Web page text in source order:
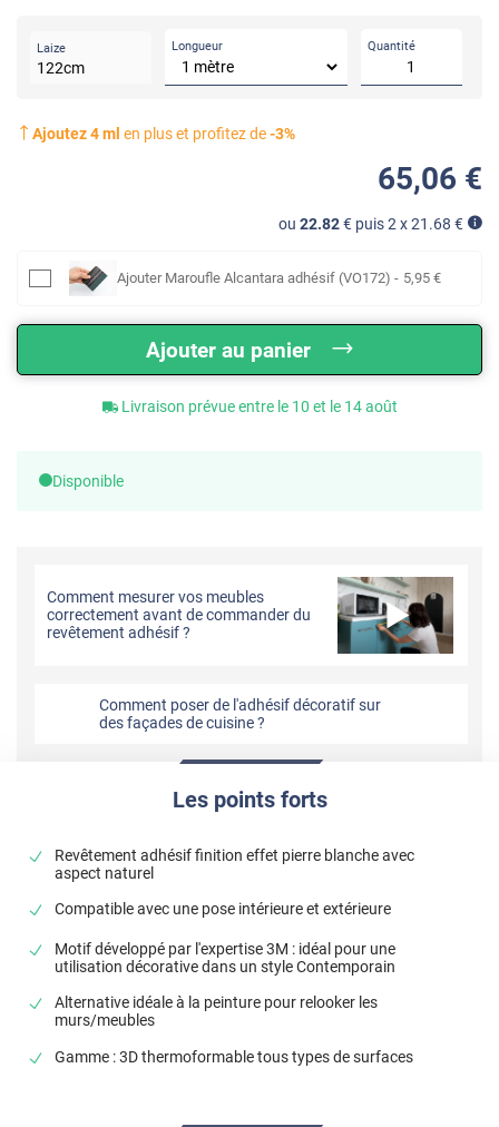
Laize
122cm
Longueur Quantité
Ajoutez4ml en plus et profitez de-3%
65,06 €
ou 22.82€ puis 2 x21.68 €
Ajouter Maroufle Alcantara adhésif (VO172) - 5,95 €
Ajouter au panier
Livraison prévue entre le 10 et le 14 août
Disponible
Comment mesurer vos meubles
correctement avant de commander du
revêtement adhésif ?
Comment poser de l'adhésif décoratif sur
des façades de cuisine ?
Les points forts
Revêtement adhésif finition effet pierre blanche avec
aspect naturel
Compatible avec une pose intérieure et extérieure
Motif développé par l'expertise 3M : idéal pour une
utilisation décorative dans un style Contemporain
Alternative idéale à la peinture pour relooker les
murs/meubles
Gamme : 3D thermoformable tous types de surfaces